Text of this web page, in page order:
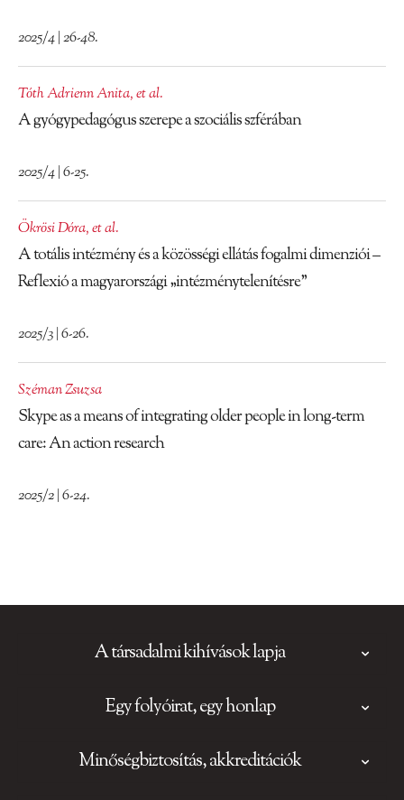
2025/4 | 26-48.
Tóth Adrienn Anita,et al.
A gyógypedagógus szerepe a szociális szférában
2025/4 | 6-25.
Ökrösi Dóra,et al.
A totális intézmény és a közösségi ellátás fogalmi dimenziói –
Reflexió a magyarországi „intézménytelenítésre”
2025/3 | 6-26.
Széman Zsuzsa
Skype as a means of integrating older people in long-term
care: An action research
2025/2 | 6-24.
A társadalmi kihívások lapja
Egy folyóirat, egy honlap
Minőségbiztosítás, akkreditációk